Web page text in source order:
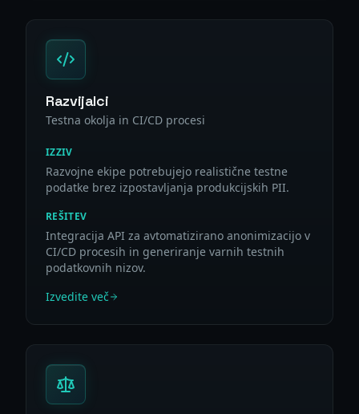
Razvijalci
Testna okolja in CI/CD procesi
IZZIV
Razvojne ekipe potrebujejo realistične testne
podatke brez izpostavljanja produkcijskih PII.
REŠITEV
Integracija API za avtomatizirano anonimizacijo v
CI/CD procesih in generiranje varnih testnih
podatkovnih nizov.
Izvedite več